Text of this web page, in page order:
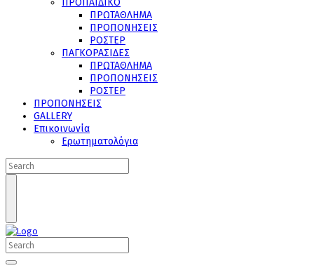
ΠΡΟΠΑΙΔΙΚΟ
ΠΡΩΤΑΘΛΗΜΑ
ΠΡΟΠΟΝΗΣΕΙΣ
ΡΟΣΤΕΡ
ΠΑΓΚΟΡΑΣΙΔΕΣ
ΠΡΩΤΑΘΛΗΜΑ
ΠΡΟΠΟΝΗΣΕΙΣ
ΡΟΣΤΕΡ
ΠΡΟΠΟΝΗΣΕΙΣ
GALLERY
Επικοινωνία
Ερωτηματολόγια